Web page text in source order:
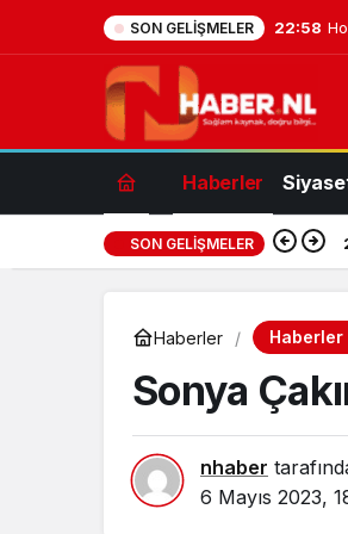
SON GELIŞMELER 22:58
Haberler
SON GELIŞMELER
Haberler Haberler
Sonya
nhaber
6 Mayıs 2023,